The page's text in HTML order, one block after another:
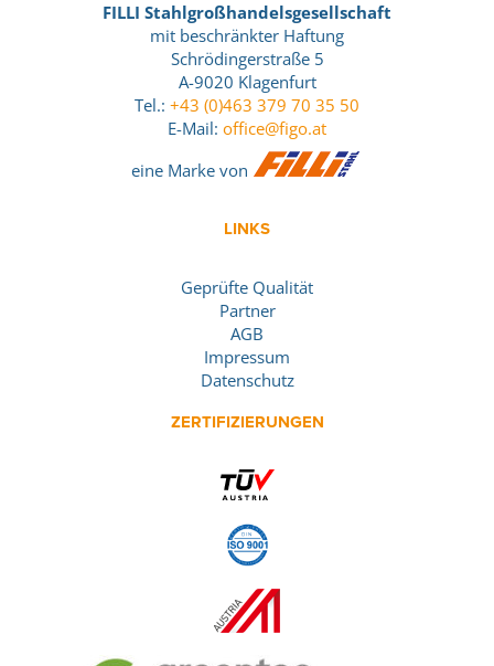
FILLI Stahlgroßhandelsgesellschaft
mit beschränkter Haftung
Schrödingerstraße 5
A-9020 Klagenfurt
Tel.: +43 (0)463 379 70 35 50
E-Mail: office@figo.at
eine Marke von
LINKS
Geprüfte Qualität
Partner
AGB
Impressum
Datenschutz
ZERTIFIZIERUNGEN